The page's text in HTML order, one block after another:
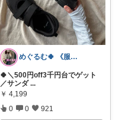
めぐるむ🍀 《服と暮らし》朝コレ
🍀＼500円off3千円台でゲット
／サンダ ...
￥ 4,199
0 0 921